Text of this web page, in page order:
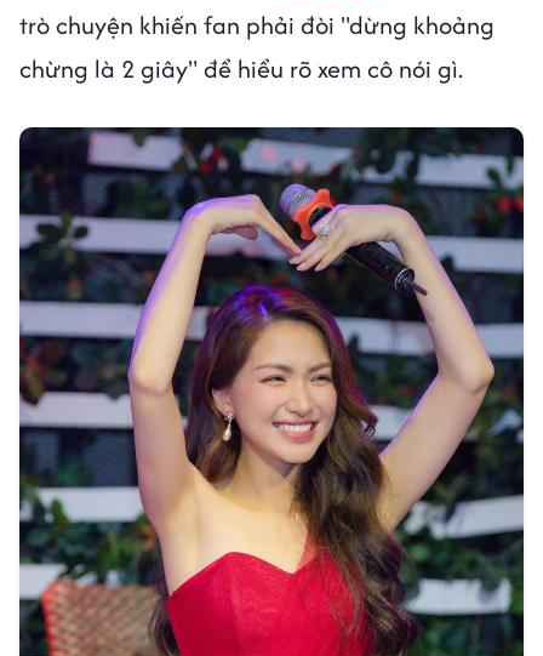
trò chuyện khiến fan phải đòi "dừng khoảng
chừng là 2 giây" để hiểu rõ xem cô nói gì.